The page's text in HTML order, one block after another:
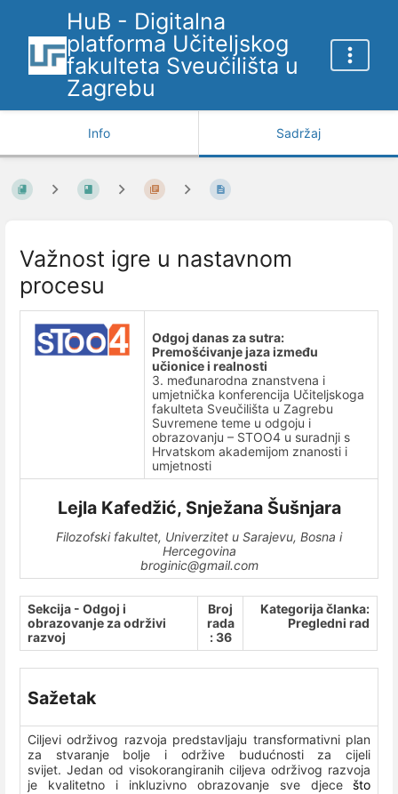
HuB - Digitalna
platforma Učiteljskog
fakulteta Sveučilišta u
Zagrebu
Info Sadržaj
Važnost igre u nastavnom
procesu
Odgoj danas za sutra:
Premošćivanje jaza između
učionice i realnosti
3. međunarodna znanstvena i
umjetnička konferencija Učiteljskoga
fakulteta Sveučilišta u Zagrebu
Suvremene teme u odgoju i
obrazovanju – STOO4 u suradnji s
Hrvatskom akademijom znanosti i
umjetnosti
Lejla Kafedžić, Snježana Šušnjara
Filozofski fakultet, Univerzitet u Sarajevu, Bosna i
Hercegovina
broginic@gmail.com
Sekcija - Odgoj i
obrazovanje za održivi
razvoj
Broj
rada
: 36
Kategorija članka:
Pregledni rad
Sažetak
Ciljevi održivog razvoja predstavljaju transformativni plan
za stvaranje bolje i održive budućnosti za cijeli
svijet. Jedan od visokorangiranih ciljeva održivog razvoja
je kvalitetno i inkluzivno obrazovanje sve djece
što